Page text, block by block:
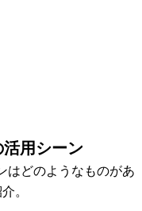
用シーン
はどのようなものがあ
。